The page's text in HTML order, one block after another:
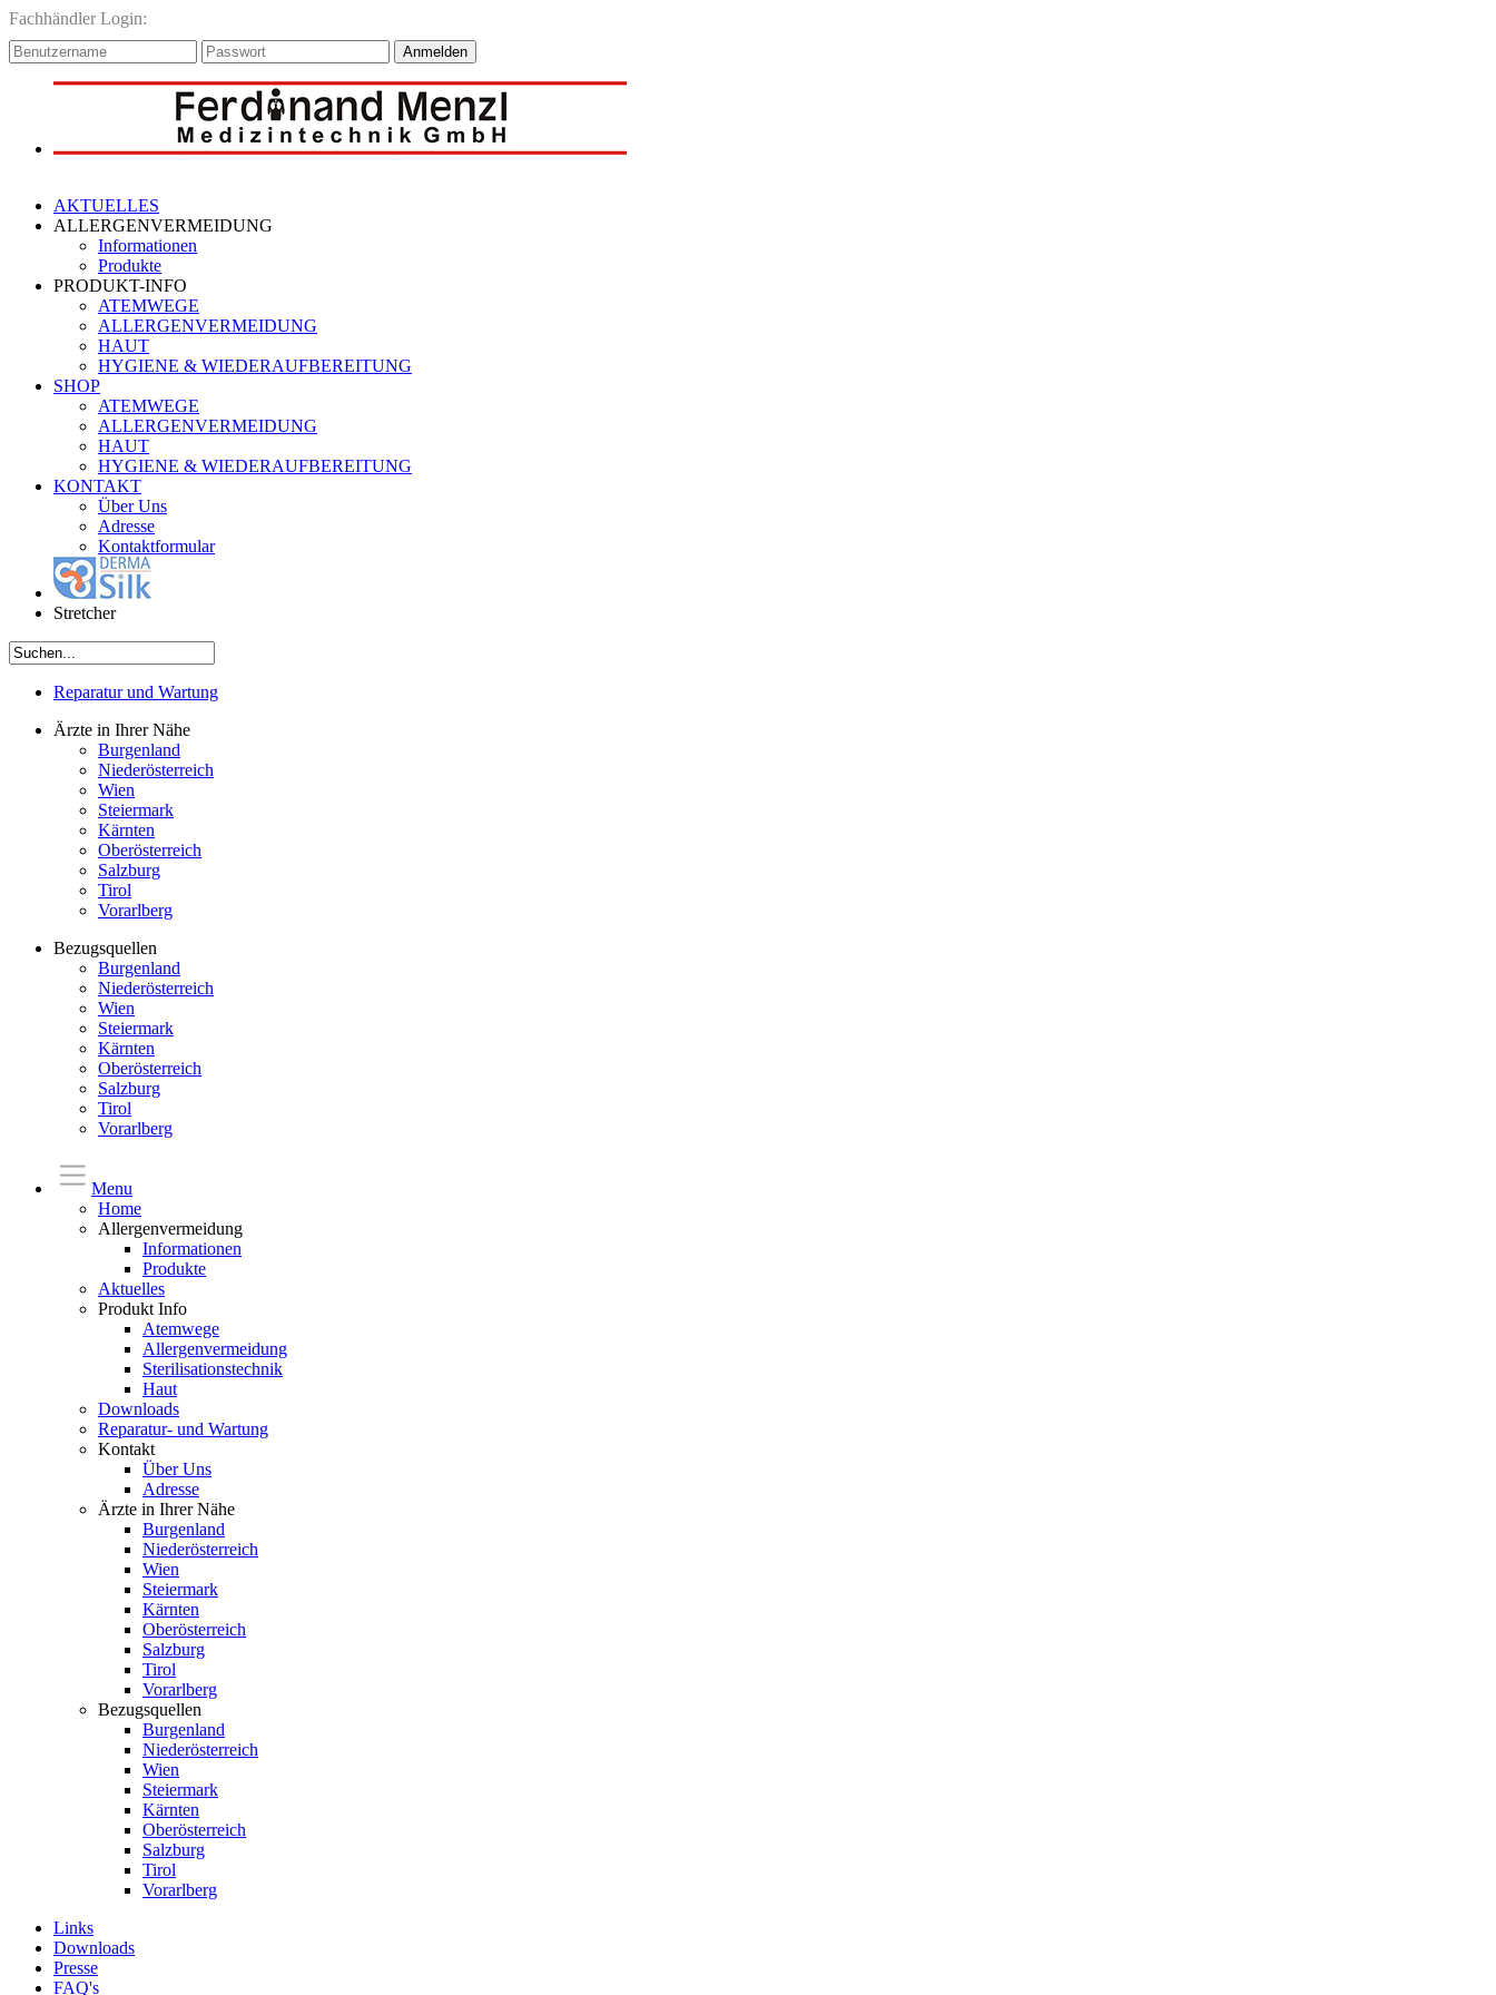
Fachhändler Login:
Anmelden
AKTUELLES
ALLERGENVERMEIDUNG
Informationen
Produkte
PRODUKT-INFO
ATEMWEGE
ALLERGENVERMEIDUNG
HAUT
HYGIENE & WIEDERAUFBEREITUNG
SHOP
ATEMWEGE
ALLERGENVERMEIDUNG
HAUT
HYGIENE & WIEDERAUFBEREITUNG
KONTAKT
Über Uns
Adresse
Kontaktformular
Stretcher
Reparatur und Wartung
Ärzte in Ihrer Nähe
Burgenland
Niederösterreich
Wien
Steiermark
Kärnten
Oberösterreich
Salzburg
Tirol
Vorarlberg
Bezugsquellen
Burgenland
Niederösterreich
Wien
Steiermark
Kärnten
Oberösterreich
Salzburg
Tirol
Vorarlberg
Menu
Home
Allergenvermeidung
Informationen
Produkte
Aktuelles
Produkt Info
Atemwege
Allergenvermeidung
Sterilisationstechnik
Haut
Downloads
Reparatur- und Wartung
Kontakt
Über Uns
Adresse
Ärzte in Ihrer Nähe
Burgenland
Niederösterreich
Wien
Steiermark
Kärnten
Oberösterreich
Salzburg
Tirol
Vorarlberg
Bezugsquellen
Burgenland
Niederösterreich
Wien
Steiermark
Kärnten
Oberösterreich
Salzburg
Tirol
Vorarlberg
Links
Downloads
Presse
FAQ's